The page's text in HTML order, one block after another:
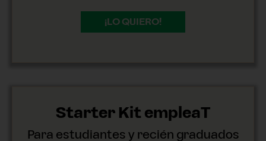
¡LO QUIERO!
Starter Kit empleaT
Para estudiantes y recién graduados